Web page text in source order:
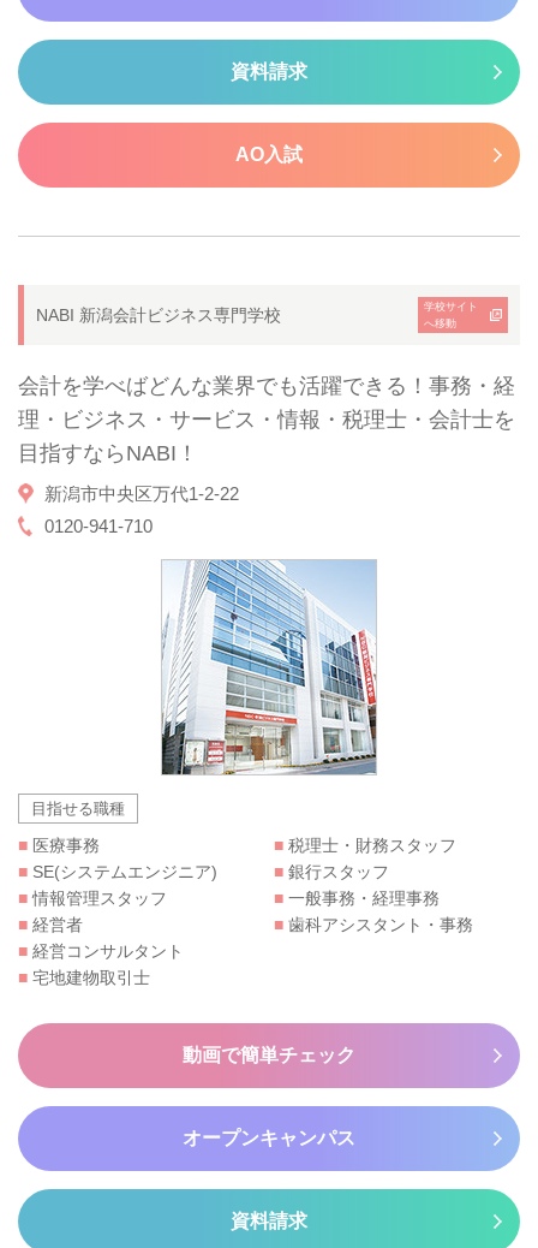
資料請求
AO入試
NABI 新潟会計ビジネス専門学校
学校サイト
へ移動
会計を学べばどんな業界でも活躍できる！事務・経
理・ビジネス・サービス・情報・税理士・会計士を
目指すならNABI！
新潟市中央区万代1-2-22
0120-941-710
目指せる職種
■ 医療事務
■ SE(システムエンジニア)
■情報管理スタッフ
■ 経営者
■ 経営コンサルタント
■ 宅地建物取引士
■ 税理士・財務スタッフ
■ 銀行スタッフ
■ 一般事務・経理事務
■ 歯科アシスタント・事務
動画で簡単チェック
オープンキャンパス
資料請求